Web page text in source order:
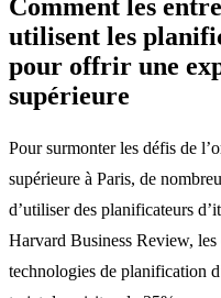
Comment les
utilisent les
pour offrir une
supérieure
Pour surmonter les défis de
supérieure à Paris, de
d’utiliser des planificateurs
Harvard Business Review,
technologies de planification